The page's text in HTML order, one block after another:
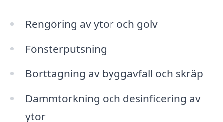
Rengöring av ytor och golv
Fönsterputsning
Borttagning av byggavfall och skräp
Dammtorkning och desinficering av
ytor